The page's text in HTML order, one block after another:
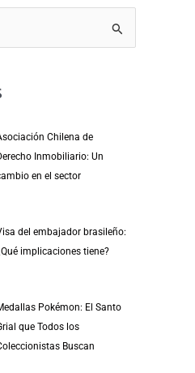
Chilena de
Inmobiliario: Un
en el sector
del embajador brasileño:
implicaciones tiene?
Pokémon: El Santo
que Todos los
Buscan